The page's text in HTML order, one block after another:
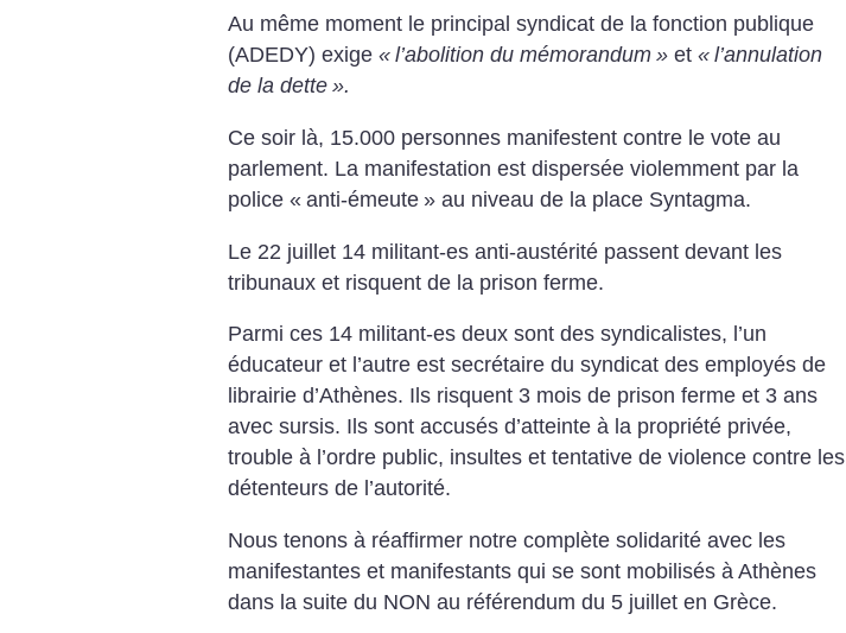
Au même moment le principal syndicat de la fonction publique
(ADEDY) exige « l’abolition du mémorandum » et « l’annulation
de la dette ».
Ce soir là, 15.000 personnes manifestent contre le vote au
parlement. La manifestation est dispersée violemment par la
police « anti-émeute » au niveau de la place Syntagma.
Le 22 juillet 14 militant-es anti-austérité passent devant les
tribunaux et risquent de la prison ferme.
Parmi ces 14 militant-es deux sont des syndicalistes, l’un
éducateur et l’autre est secrétaire du syndicat des employés de
librairie d’Athènes. Ils risquent 3 mois de prison ferme et 3 ans
avec sursis. Ils sont accusés d’atteinte à la propriété privée,
trouble à l’ordre public, insultes et tentative de violence contre les
détenteurs de l’autorité.
Nous tenons à réaffirmer notre complète solidarité avec les
manifestantes et manifestants qui se sont mobilisés à Athènes
dans la suite du NON au référendum du 5 juillet en Grèce.